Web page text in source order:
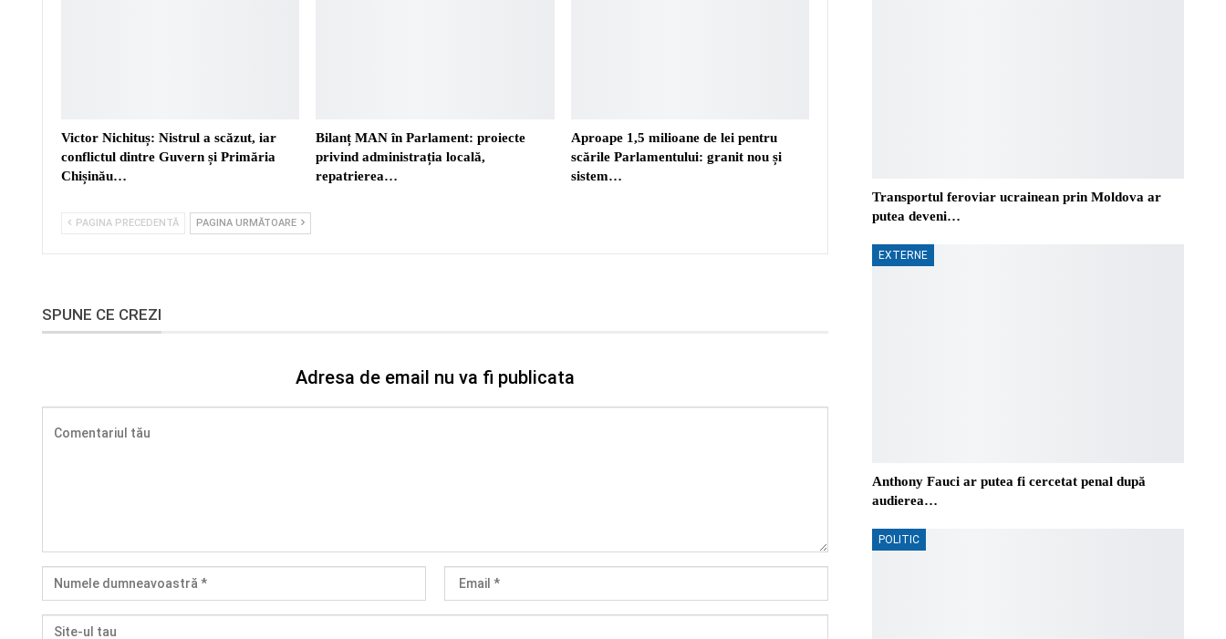
Victor Nichituș: Nistrul a scăzut, iar
conflictul dintre Guvern și Primăria
Chișinău…
Bilanț MAN în Parlament: proiecte
privind administrația locală,
repatrierea…
Aproape 1,5 milioane de lei pentru
scările Parlamentului: granit nou și
sistem…
PAGINA PRECEDENTĂ PAGINA URMĂTOARE
SPUNE CE CREZI
Adresa de email nu va fi publicata
Transportul feroviar ucrainean prin Moldova ar
putea deveni…
EXTERNE
Anthony Fauci ar putea fi cercetat penal după
audierea…
POLITIC